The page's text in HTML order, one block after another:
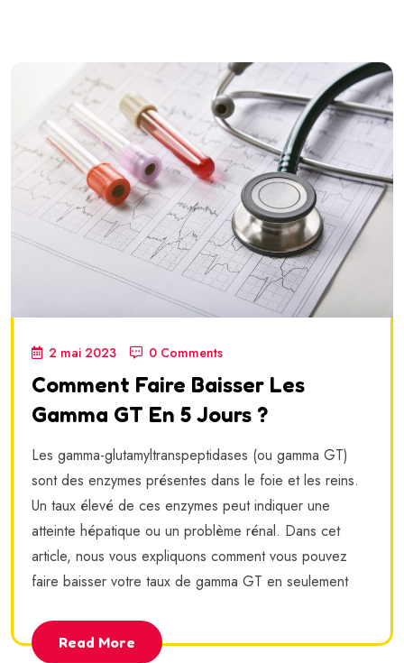
2 mai 2023 0 Comments
Comment Faire Baisser Les
Gamma GT En 5 Jours ?
Les gamma-glutamyltranspeptidases (ou gamma GT)
sont des enzymes présentes dans le foie et les reins.
Un taux élevé de ces enzymes peut indiquer une
atteinte hépatique ou un problème rénal. Dans cet
article, nous vous expliquons comment vous pouvez
faire baisser votre taux de gamma GT en seulement
Read More